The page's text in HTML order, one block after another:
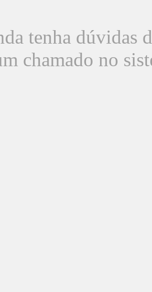
tenha dúvidas
chamado no